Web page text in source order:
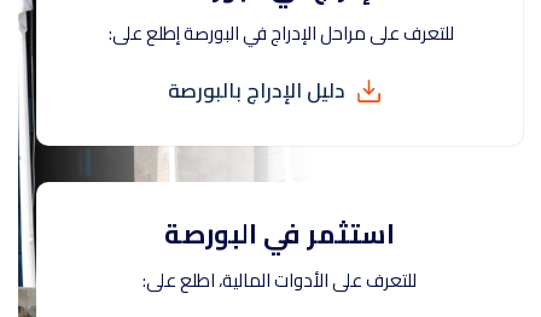
للتعرف على مراحل الإدراج في البورصة إطلع على:
دليل الإدراج بالبورصة
استثمر في البورصة
للتعرف على الأدوات المالية، اطلع على: